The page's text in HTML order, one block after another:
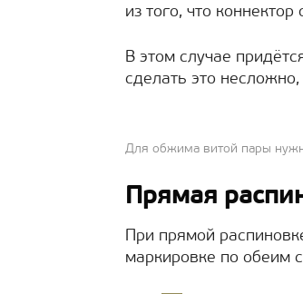
из того, что
В этом случае
сделать это
Для обжима витой пары
Прямая
При прямой
маркировке по обеим